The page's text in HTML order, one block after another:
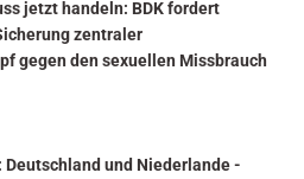
jetzt handeln: BDK fordert
zentraler
gegen den sexuellen Missbrauch
und Niederlande -